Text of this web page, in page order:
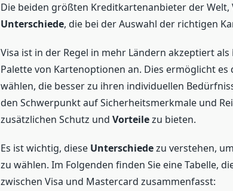
Die beiden größten Kreditkartenanbieter der
Unterschiede, die bei der Auswahl der richtigen
Visa ist in der Regel in mehr Ländern akzeptiert
Palette von Kartenoptionen an. Dies ermöglicht
wählen, die besser zu ihren individuellen
den Schwerpunkt auf Sicherheitsmerkmale und
zusätzlichen Schutz undVorteilezu bieten.
Es ist wichtig, diese Unterschiedezu verstehen,
zu wählen. Im Folgenden finden Sie eine Tabelle,
zwischen Visa und Mastercard zusammenfasst: